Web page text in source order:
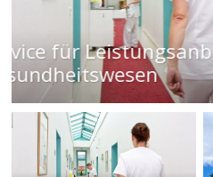
Kliniken